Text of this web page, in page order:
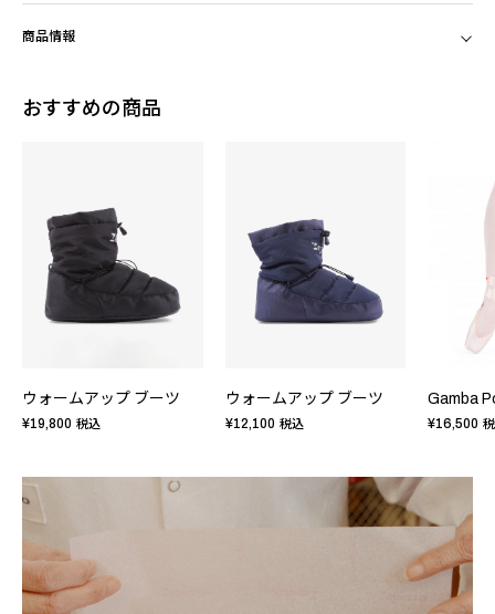
商品情報
おすすめの商品
ウォームアップ ブーツ
¥19,800 税込
ウォームアップ ブーツ
¥12,100 税込 ¥16,500